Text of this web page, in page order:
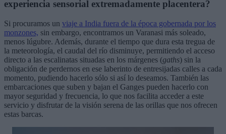
experiencia sensorial extremadamente placentera?
Si procuramos un viaje a India fuera de la época gobernada por los
monzones, sin embargo, encontramos un Varanasi más soleado,
menos lúgubre. Además, durante el tiempo que dura esta tregua de
la meteorología, el caudal del río disminuye, permitiendo el acceso
directo a las escalinatas situadas en los márgenes (gaths) sin la
obligación de perdernos en ese laberinto de entresijadas calles a cada
momento, pudiendo hacerlo sólo si así lo deseamos. También las
embarcaciones que suben y bajan el Ganges pueden hacerlo con
mayor seguridad y frecuencia, lo que nos facilita acceder a este
servicio y disfrutar de la visión serena de las orillas que nos ofrecen
estas barcas.